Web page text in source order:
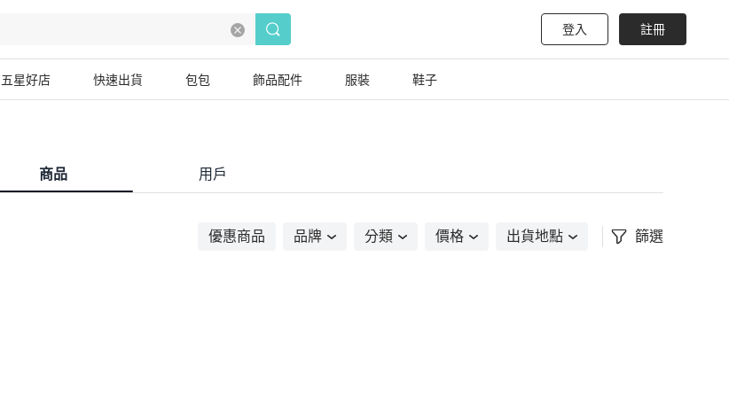
登入 註冊
五星好店 快速出貨 包包 飾品配件 服裝 鞋子
商品 用戶
優惠商品 品牌 分類 價格 出貨地點 篩選